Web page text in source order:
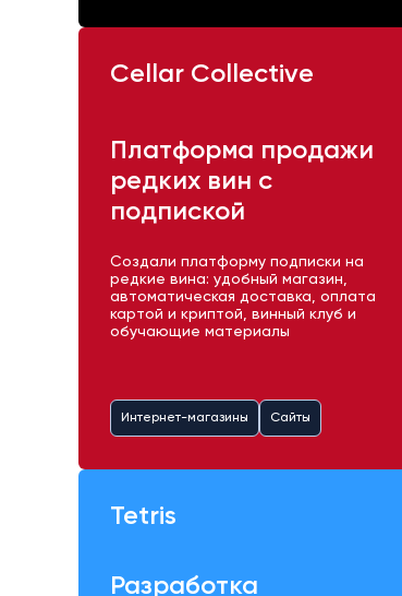
Cellar Collective
Платформа продажи
редких вин с
подпиской
Создали платформу подписки на
редкие вина: удобный магазин,
автоматическая доставка, оплата
картой и криптой, винный клуб и
обучающие материалы
Интернет-магазины Сайты
Tetris
Разработка